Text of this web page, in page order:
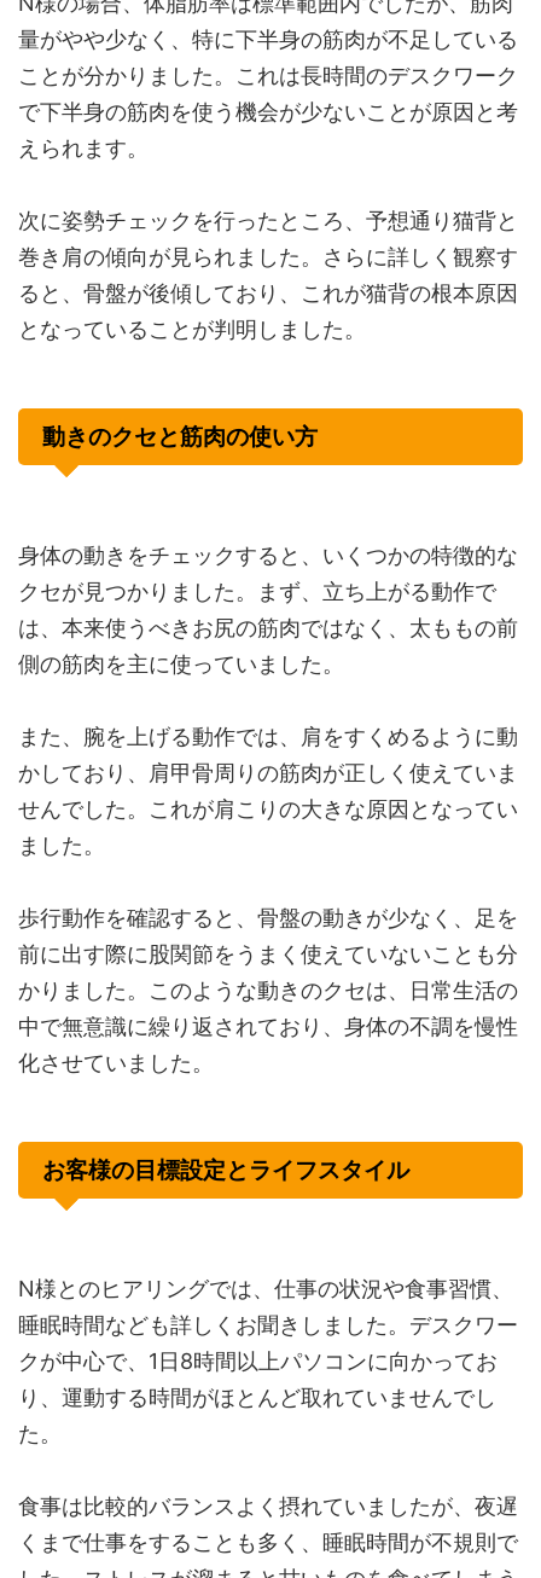
量がやや少なく、特に下半身の筋肉が不足している
ことが分かりました。これは長時間のデスクワーク
で下半身の筋肉を使う機会が少ないことが原因と考
えられます。
次に姿勢チェックを行ったところ、予想通り猫背と
巻き肩の傾向が見られました。さらに詳しく観察す
ると、骨盤が後傾しており、これが猫背の根本原因
となっていることが判明しました。
動きのクセと筋肉の使い方
身体の動きをチェックすると、いくつかの特徴的な
クセが見つかりました。まず、立ち上がる動作で
は、本来使うべきお尻の筋肉ではなく、太ももの前
側の筋肉を主に使っていました。
また、腕を上げる動作では、肩をすくめるように動
かしており、肩甲骨周りの筋肉が正しく使えていま
せんでした。これが肩こりの大きな原因となってい
ました。
歩行動作を確認すると、骨盤の動きが少なく、足を
前に出す際に股関節をうまく使えていないことも分
かりました。このような動きのクセは、日常生活の
中で無意識に繰り返されており、身体の不調を慢性
化させていました。
お客様の目標設定とライフスタイル
N様とのヒアリングでは、仕事の状況や食事習慣、
睡眠時間なども詳しくお聞きしました。デスクワー
クが中心で、1日8時間以上パソコンに向かってお
り、運動する時間がほとんど取れていませんでし
た。
食事は比較的バランスよく摂れていましたが、夜遅
くまで仕事をすることも多く、睡眠時間が不規則で